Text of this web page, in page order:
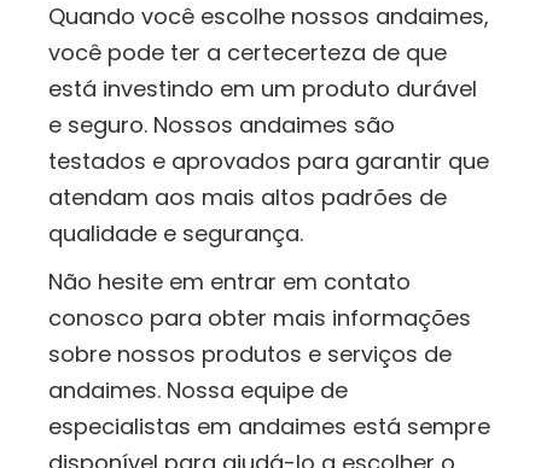
Quando você escolhe nossos andaimes,
você pode ter a certecerteza de que
está investindo em um produto durável
e seguro. Nossos andaimes são
testados e aprovados para garantir que
atendam aos mais altos padrões de
qualidade e segurança.
Não hesite em entrar em contato
conosco para obter mais informações
sobre nossos produtos e serviços de
andaimes. Nossa equipe de
especialistas em andaimes está sempre